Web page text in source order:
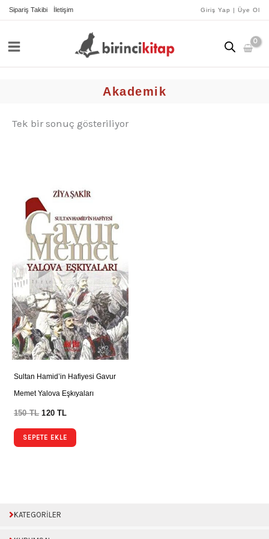
İçeriğe
Sipariş Takibi İletişim Giriş Yap | Üye Ol
Akademik
Tek bir sonuç gösteriliyor
Sultan Hamid’in Hafiyesi Gavur
Memet Yalova Eşkıyaları
150TL 120TL
SEPETE EKLE
KATEGORİLER